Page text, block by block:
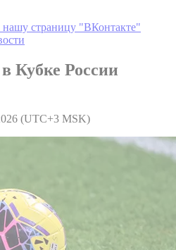
страницу "ВКонтакте"
Кубке России
(UTC+3 MSK)